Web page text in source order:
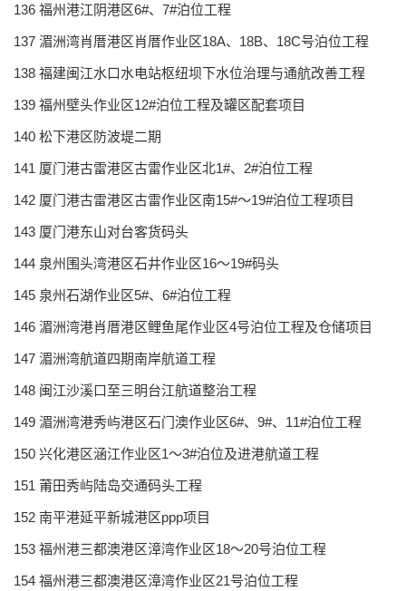
136 福州港江阴港区6#、7#泊位工程
137 湄洲湾肖厝港区肖厝作业区18A、18B、18C号泊位工程
138 福建闽江水口水电站枢纽坝下水位治理与通航改善工程
139 福州壁头作业区12#泊位工程及罐区配套项目
140 松下港区防波堤二期
141 厦门港古雷港区古雷作业区北1#、2#泊位工程
142 厦门港古雷港区古雷作业区南15#～19#泊位工程项目
143 厦门港东山对台客货码头
144 泉州围头湾港区石井作业区16～19#码头
145 泉州石湖作业区5#、6#泊位工程
146 湄洲湾港肖厝港区鲤鱼尾作业区4号泊位工程及仓储项目
147 湄洲湾航道四期南岸航道工程
148 闽江沙溪口至三明台江航道整治工程
149 湄洲湾港秀屿港区石门澳作业区6#、9#、11#泊位工程
150 兴化港区涵江作业区1～3#泊位及进港航道工程
151 莆田秀屿陆岛交通码头工程
152 南平港延平新城港区ppp项目
153 福州港三都澳港区漳湾作业区18～20号泊位工程
154 福州港三都澳港区漳湾作业区21号泊位工程